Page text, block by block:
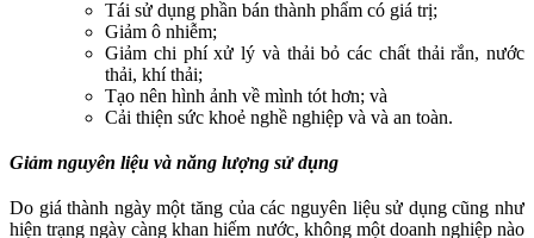
Tái sử dụng phần bán thành phẩm có giá trị;
Giảm ô nhiễm;
Giảm chi phí xử lý và thải bỏ các chất thải rắn, nước
thải, khí thải;
Tạo nên hình ảnh về mình tót hơn; và
Cải thiện sức khoẻ nghề nghiệp và và an toàn.
Giảm nguyên liệu và năng lượng sử dụng
Do giá thành ngày một tăng của các nguyên liệu sử dụng cũng như
hiện trạng ngày càng khan hiếm nước, không một doanh nghiệp nào